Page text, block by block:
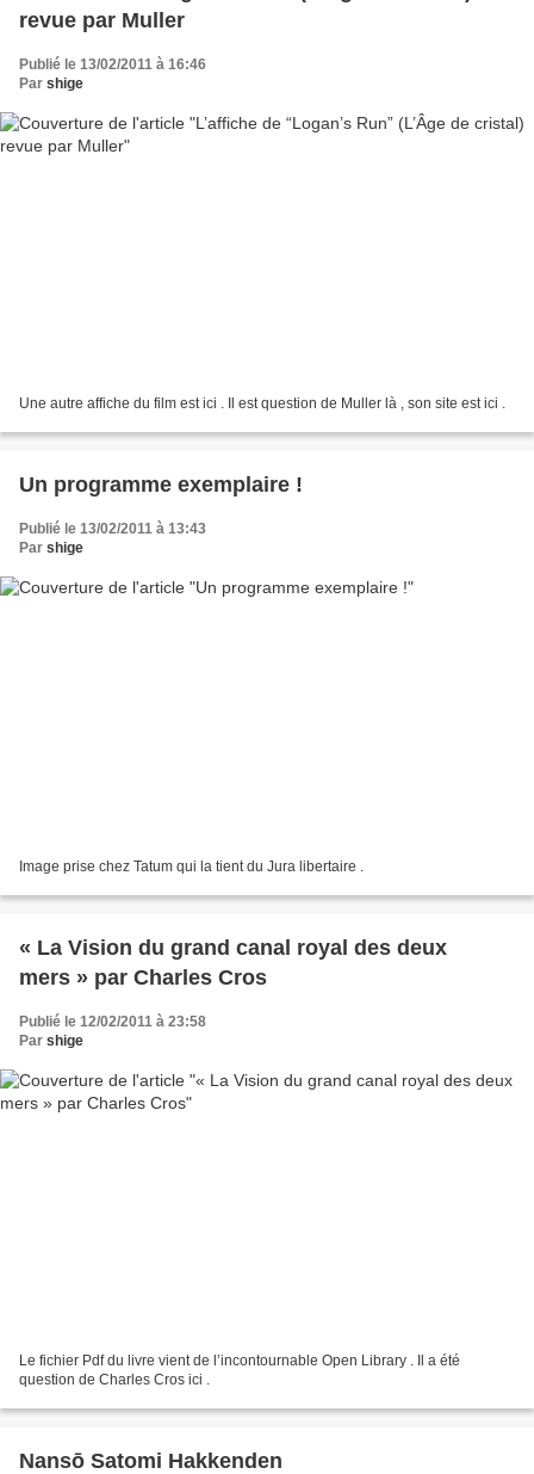
revue par Muller
Publié le 13/02/2011 à 16:46
Par shige
Une autre affiche du film est ici . Il est question de Muller là , son site est ici .
Un programme exemplaire !
Publié le 13/02/2011 à 13:43
Par shige
Image prise chez Tatum qui la tient du Jura libertaire .
« La Vision du grand canal royal des deux
mers » par Charles Cros
Publié le 12/02/2011 à 23:58
Par shige
Le fichier Pdf du livre vient de l’incontournable Open Library . Il a été
question de Charles Cros ici .
Nansō Satomi Hakkenden